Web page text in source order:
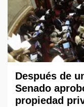
Después de
Senado
propiedad